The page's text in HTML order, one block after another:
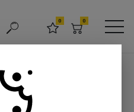
OTSING LEMMIKUD
0
OSTUKORV
0
S, LED
LED
4000K 24°